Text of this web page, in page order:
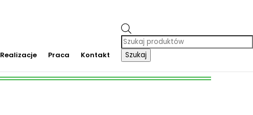
Realizacje Praca Kontakt
Wyszukiwarka
produktów
Szukaj